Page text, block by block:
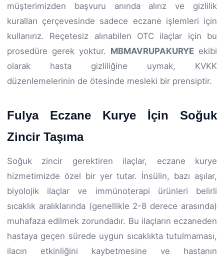
müşterimizden başvuru anında alırız ve gizlilik
kuralları çerçevesinde sadece eczane işlemleri için
kullanırız. Reçetesiz alınabilen OTC ilaçlar için bu
prosedüre gerek yoktur. MBMAVRUPAKURYE ekibi
olarak hasta gizliliğine uymak, KVKK
düzenlemelerinin de ötesinde mesleki bir prensiptir.
Fulya Eczane Kurye İçin Soğuk
Zincir Taşıma
Soğuk zincir gerektiren ilaçlar, eczane kurye
hizmetimizde özel bir yer tutar. İnsülin, bazı aşılar,
biyolojik ilaçlar ve immünoterapi ürünleri belirli
sıcaklık aralıklarında (genellikle 2-8 derece arasında)
muhafaza edilmek zorundadır. Bu ilaçların eczaneden
hastaya geçen sürede uygun sıcaklıkta tutulmaması,
ilacın etkinliğini kaybetmesine ve hastanın